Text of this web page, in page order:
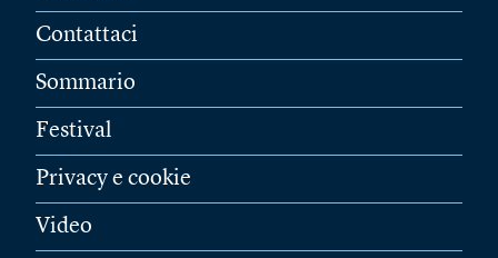
Contattaci
Sommario
Festival
Privacy e cookie
Video